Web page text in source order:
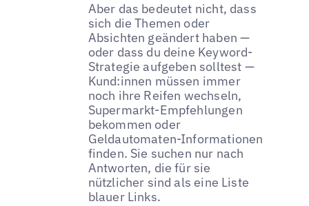
Aber das bedeutet nicht, dass
sich die Themen oder
Absichten geändert haben —
oder dass du deine Keyword-
Strategie aufgeben solltest —
Kund:innen müssen immer
noch ihre Reifen wechseln,
Supermarkt-Empfehlungen
bekommen oder
Geldautomaten-Informationen
finden. Sie suchen nur nach
Antworten, die für sie
nützlicher sind als eine Liste
blauer Links.